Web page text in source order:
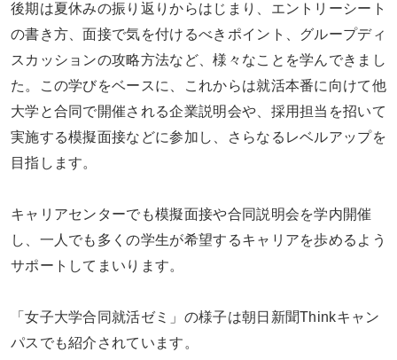
後期は夏休みの振り返りからはじまり、エントリーシート
の書き方、面接で気を付けるべきポイント、グループディ
スカッションの攻略方法など、様々なことを学んできまし
た。この学びをベースに、これからは就活本番に向けて他
大学と合同で開催される企業説明会や、採用担当を招いて
実施する模擬面接などに参加し、さらなるレベルアップを
目指します。
キャリアセンターでも模擬面接や合同説明会を学内開催
し、一人でも多くの学生が希望するキャリアを歩めるよう
サポートしてまいります。
「女子大学合同就活ゼミ」の様子は朝日新聞Thinkキャン
パスでも紹介されています。